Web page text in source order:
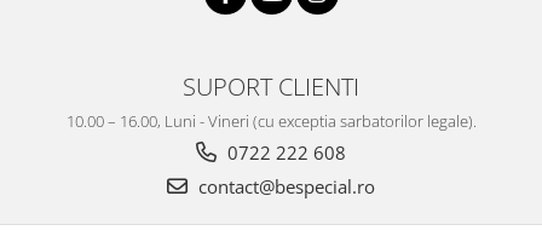
SUPORT CLIENTI
10.00 – 16.00, Luni - Vineri (cu exceptia sarbatorilor legale).
0722 222 608
contact@bespecial.ro